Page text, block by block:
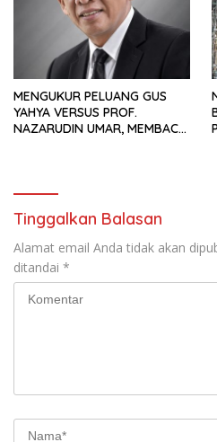
MENGUKUR PELUANG GUS
YAHYA VERSUS PROF.
NAZARUDIN UMAR, MEMBACA
Tinggalkan Balasan
Alamat email Anda tidak akan
ditandai *